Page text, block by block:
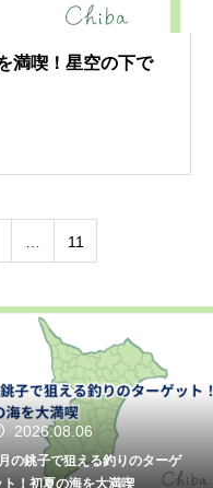
満喫！星空の下で
11
2026.08.05
銚子ってどこにあるの？チーバく
んの部位や観光アクセス解説